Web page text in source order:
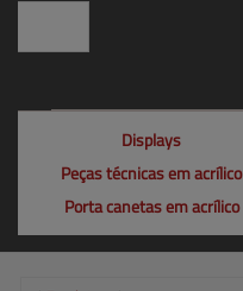
Displays
Peças técnicas em acrílico
Porta canetas em acrílico